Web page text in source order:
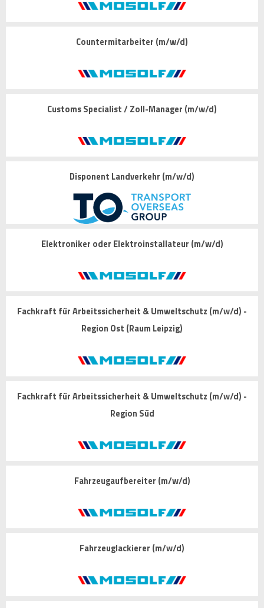
Countermitarbeiter (m/w/d)
Customs Specialist / Zoll-Manager (m/w/d)
Disponent Landverkehr (m/w/d)
Elektroniker oder Elektroinstallateur (m/w/d)
Fachkraft für Arbeitssicherheit & Umweltschutz (m/w/d) -
Region Ost (Raum Leipzig)
Fachkraft für Arbeitssicherheit & Umweltschutz (m/w/d) -
Region Süd
Fahrzeugaufbereiter (m/w/d)
Fahrzeuglackierer (m/w/d)